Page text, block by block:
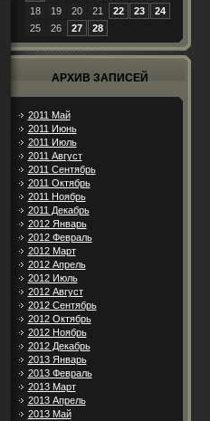
18
19 20 21 22 23
24
25
26 27 28
АРХИВ ЗАПИСЕЙ
2011 Май
2011 Июнь
2011 Июль
2011 Август
2011 Сентябрь
2011 Октябрь
2011 Ноябрь
2011 Декабрь
2012 Январь
2012 Февраль
2012 Март
2012 Апрель
2012 Июль
2012 Август
2012 Сентябрь
2012 Октябрь
2012 Ноябрь
2012 Декабрь
2013 Январь
2013 Февраль
2013 Март
2013 Апрель
2013 Май